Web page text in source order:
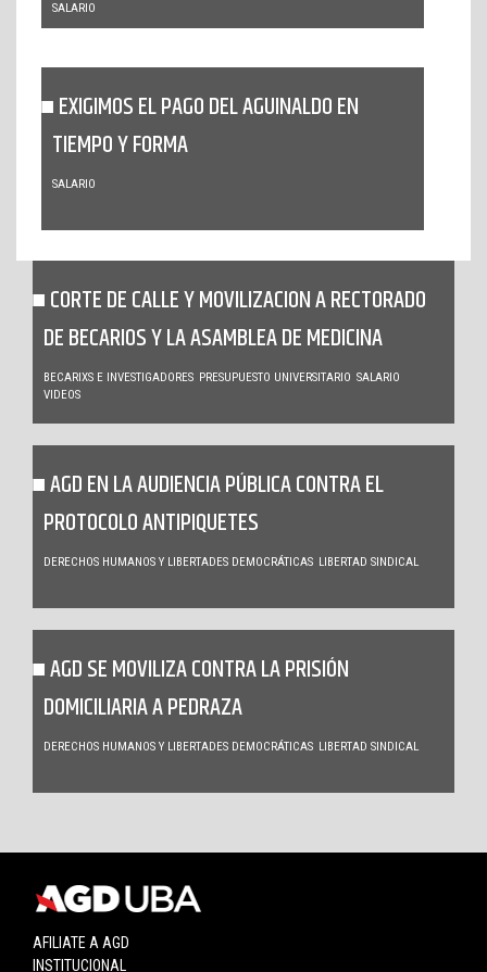
SALARIO
EXIGIMOS EL PAGO DEL AGUINALDO EN
TIEMPO Y FORMA
SALARIO
CORTE DE CALLE Y MOVILIZACION A RECTORADO
DE BECARIOS Y LA ASAMBLEA DE MEDICINA
BECARIXS E INVESTIGADORES PRESUPUESTO UNIVERSITARIO SALARIO
VIDEOS
AGD EN LA AUDIENCIA PÚBLICA CONTRA EL
PROTOCOLO ANTIPIQUETES
DERECHOS HUMANOS Y LIBERTADES DEMOCRÁTICAS LIBERTAD SINDICAL
AGD SE MOVILIZA CONTRA LA PRISIÓN
DOMICILIARIA A PEDRAZA
DERECHOS HUMANOS Y LIBERTADES DEMOCRÁTICAS LIBERTAD SINDICAL
AFILIATE A AGD
INSTITUCIONAL